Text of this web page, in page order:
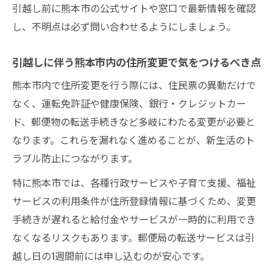
引越し前に熊本市の公式サイトや窓口で最新情報を確認
し、不明点は必ず問い合わせるようにしましょう。
引越しに伴う熊本市内の住所変更で気をつけるべき点
熊本市内で住所変更を行う際には、住民票の異動だけで
なく、運転免許証や健康保険、銀行・クレジットカー
ド、郵便物の転送手続きなど多岐にわたる変更が必要と
なります。これらを漏れなく進めることが、新生活のト
ラブル防止につながります。
特に熊本市では、各種行政サービスや子育て支援、福祉
サービスの利用条件が住所登録情報に基づくため、変更
手続きが遅れると給付金やサービスが一時的に利用でき
なくなるリスクもあります。郵便局の転送サービスは引
越し日の1週間前には申し込むのが安心です。